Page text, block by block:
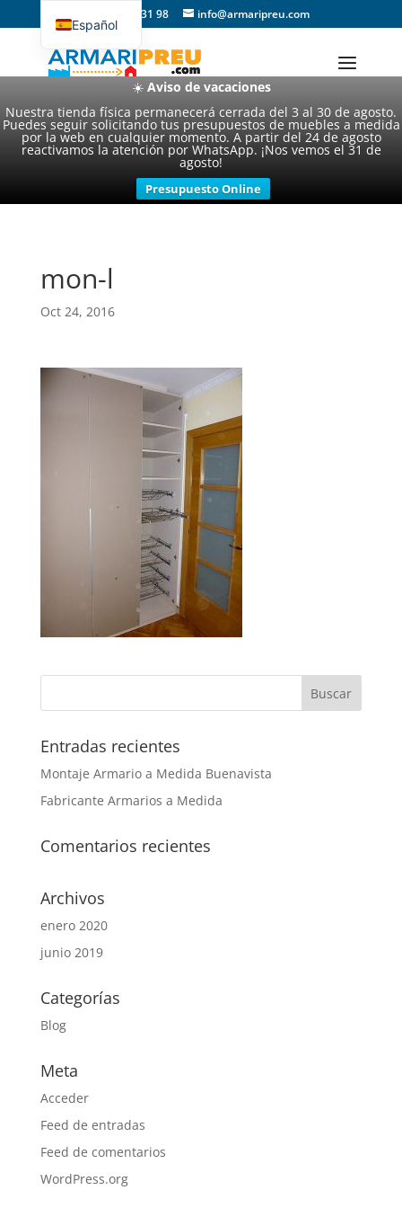
☀️ Aviso de vacaciones
Nuestra tienda física permanecerá cerrada del 3 al 30 de agosto.
Puedes seguir solicitando tus presupuestos de muebles a medida
por la web en cualquier momento. A partir del 24 de agosto
reactivamos la atención por WhatsApp. ¡Nos vemos el 31 de
agosto!
Presupuesto Online
93 357 31 98 info@armaripreu.com
mon-l
Oct 24, 2016
Entradas recientes
Montaje Armario a Medida Buenavista
Fabricante Armarios a Medida
Comentarios recientes
Archivos
enero 2020
junio 2019
Categorías
Blog
Meta
Acceder
Feed de entradas
Feed de comentarios
WordPress.org
Español
Català